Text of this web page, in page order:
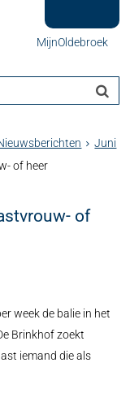
MijnOldebroek
Juni
of heer
of
week de balie in het
Brinkhof zoekt
iemand die als